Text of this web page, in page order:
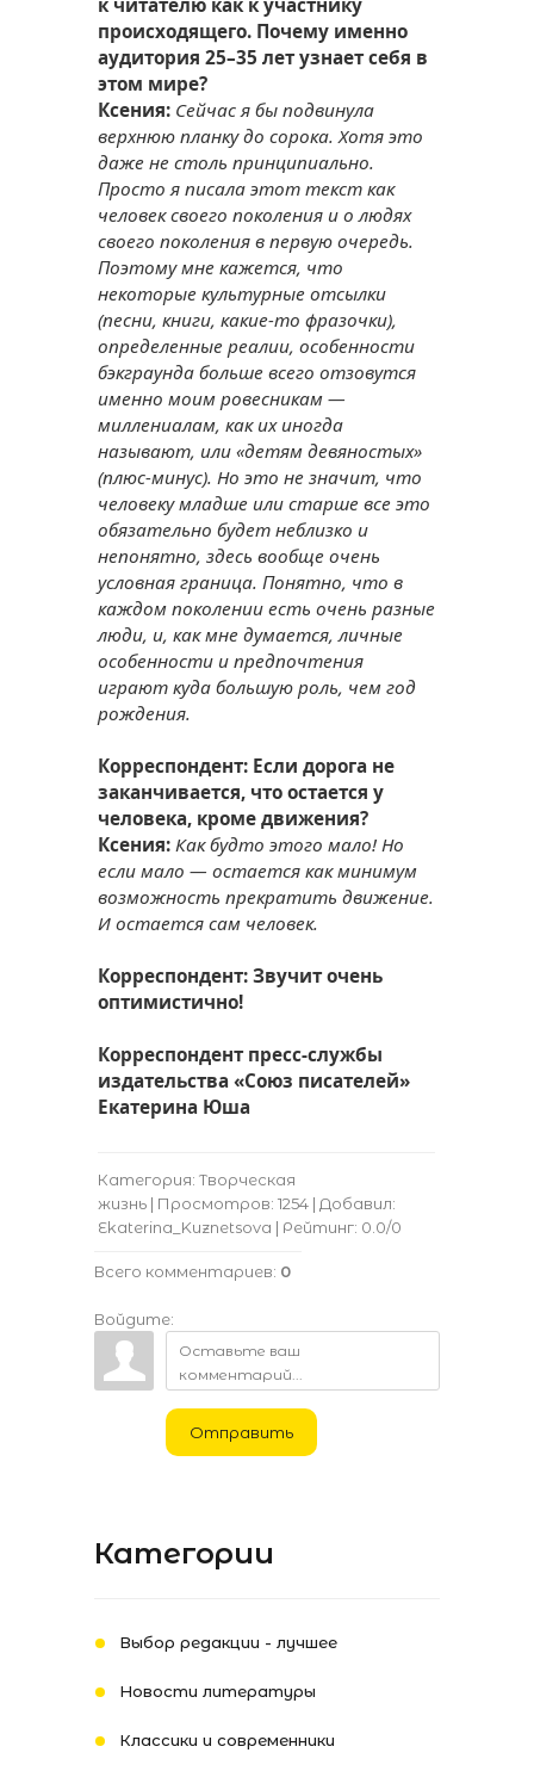
происходящего. Почему именно
аудитория 25–35 лет узнает себя в
этом мире?
Ксения: Сейчас я бы подвинула
верхнюю планку до сорока. Хотя это
даже не столь принципиально.
Просто я писала этот текст как
человек своего поколения и о людях
своего поколения в первую очередь.
Поэтому мне кажется, что
некоторые культурные отсылки
(песни, книги, какие-то фразочки),
определенные реалии, особенности
бэкграунда больше всего отзовутся
именно моим ровесникам —
миллениалам, как их иногда
называют, или «детям девяностых»
(плюс-минус). Но это не значит, что
человеку младше или старше все это
обязательно будет неблизко и
непонятно, здесь вообще очень
условная граница. Понятно, что в
каждом поколении есть очень разные
люди, и, как мне думается, личные
особенности и предпочтения
играют куда большую роль, чем год
рождения.
Корреспондент: Если дорога не
заканчивается, что остается у
человека, кроме движения?
Ксения: Как будто этого мало! Но
если мало — остается как минимум
возможность прекратить движение.
И остается сам человек.
Корреспондент: Звучит очень
оптимистично!
Корреспондент пресс-службы
издательства «Союз писателей»
Екатерина Юша
Категория: Творческая
жизнь | Просмотров: 1254 | Добавил:
Ekaterina_Kuznetsova | Рейтинг: 0.0/0
Всего комментариев: 0
Войдите:
Отправить
Категории
Выбор редакции - лучшее
Новости литературы
Классики и современники